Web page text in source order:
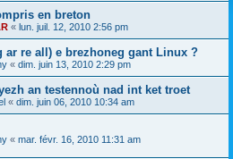
en breton
« lun. juil. 12, 2010 2:56 pm
ar re all) e brezhoneg gant Linux ?
« dim. juin 13, 2010 2:29 pm
an testennoù nad int ket troet
« dim. juin 06, 2010 10:34 am
« mar. févr. 16, 2010 11:31 am